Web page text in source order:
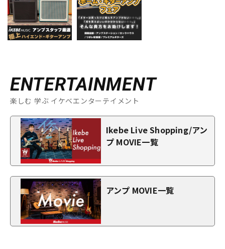
ENTERTAINMENT
楽しむ 学ぶ イケベエンターテイメント
Ikebe Live Shopping/アン
プ MOVIE一覧
アンプ MOVIE一覧